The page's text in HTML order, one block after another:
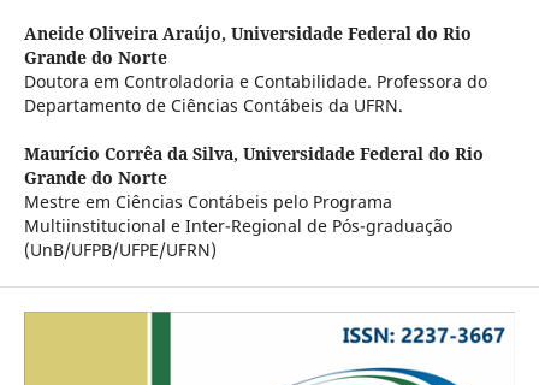
Aneide Oliveira Araújo, Universidade Federal do Rio
Grande do Norte
Doutora em Controladoria e Contabilidade. Professora do
Departamento de Ciências Contábeis da UFRN.
Maurício Corrêa da Silva, Universidade Federal do Rio
Grande do Norte
Mestre em Ciências Contábeis pelo Programa
Multiinstitucional e Inter-Regional de Pós-graduação
(UnB/UFPB/UFPE/UFRN)